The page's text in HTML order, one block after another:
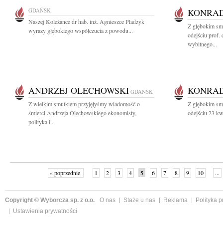
GDAŃSK
Naszej Koleżance dr hab. inż. Agnieszce Pladzyk
wyrazy głębokiego współczucia z powodu...
Z głębokim
odejściu prof.
wybitnego...
ANDRZEJ OLECHOWSKI GDAŃSK
Z wielkim smutkiem przyjęłyśmy wiadomość o
śmierci Andrzeja Olechowskiego ekonomisty,
polityka i...
Z głębokim
odejściu 23
« poprzednie 1 2 3 4 5 6 7 8 9 10 ...
Copyright © Wyborcza sp. z o.o. O nas Staże u nas Reklama
Polityka
Ustawienia prywatności